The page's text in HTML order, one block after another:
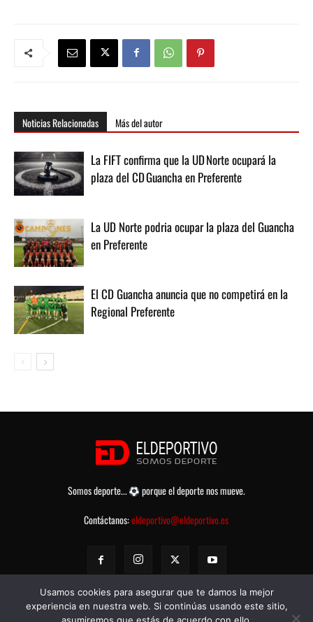
Noticias Relacionadas Más del autor
La FIFT confirma que la UD Norte ocupará la
plaza del CD Guancha en Preferente
La UD Norte podria ocupar la plaza del Guancha
en Preferente
El CD Guancha anuncia que no competirá en la
Regional Preferente
Somos deporte...
porque el deporte nos mueve.
Contáctanos:eldeportivo@eldeportivo.es
Usamos cookies para asegurar que te damos la mejor
experiencia en nuestra web. Si continúas usando este sitio,